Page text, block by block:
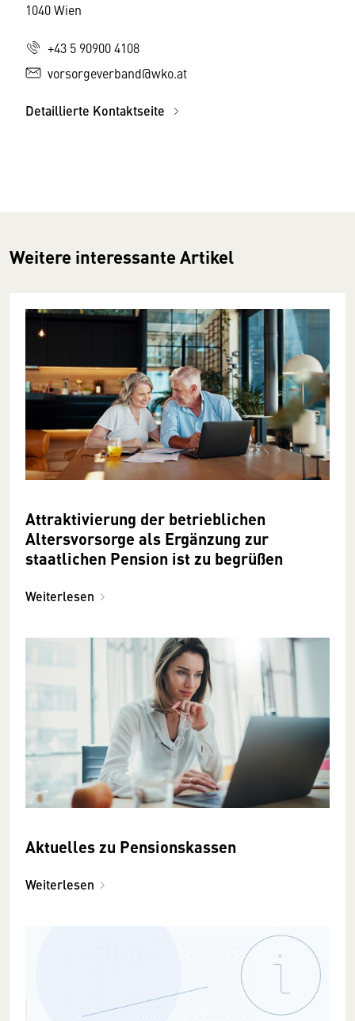
1040 Wien
+43 5 90900 4108
vorsorgeverband@wko.at
Detaillierte Kontaktseite
Weitere interessante Artikel
Attraktivierung der betrieblichen
Altersvorsorge als Ergänzung zur
staatlichen Pension ist zu begrüßen
Weiterlesen
Aktuelles zu Pensionskassen
Weiterlesen